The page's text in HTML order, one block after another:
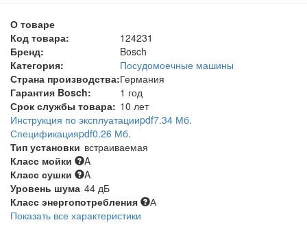
О товаре
Код товара:
124231
Бренд:
Bosch
Категория:
Посудомоечные машины
Страна производства:Германия
Гарантия Bosch:
1 год
Срок службы товара: 10 лет
Инструкция по эксплуатацииpdf7.34 Мб.
Спецификацияpdf0.26 Мб.
Тип установки встраиваемая
Класс мойки
A
Класс сушки
A
Уровень шума 44 дБ
Класс энергопотребления
А
Показать все характеристики